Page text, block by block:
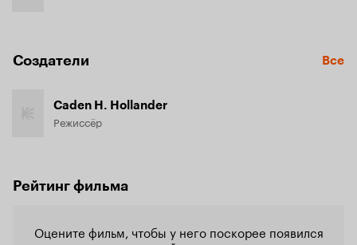
Создатели Все
Caden H. Hollander
Режиссёр
Рейтинг фильма
Оцените фильм, чтобы у него поскорее появился